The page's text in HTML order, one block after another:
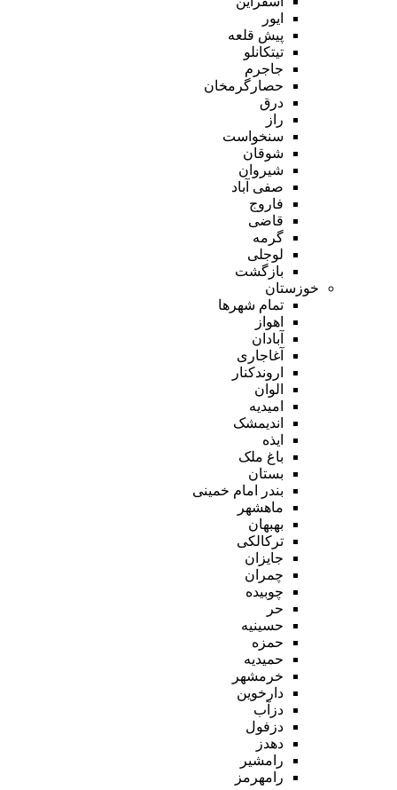
ایور
پیش قلعه
تیتکانلو
جاجرم
حصارگرمخان
درق
راز
سنخواست
شوقان
شیروان
صفی آباد
فاروج
قاضی
گرمه
لوجلی
بازگشت
خوزستان
تمام شهر‌ها
اهواز
آبادان
آغاجاری
اروندکنار
الوان
امیدیه
اندیمشک
ایذه
باغ ملک
بستان
بندر امام خمینی
ماهشهر
بهبهان
ترکالکی
جایزان
چمران
چوبیده
حر
حسینیه
حمزه
حمیدیه
خرمشهر
دارخوین
دزآب
دزفول
دهدز
رامشیر
رامهرمز